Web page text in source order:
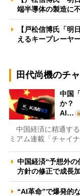
端半導体の製造に
【戸松信博氏「明
えるキープレー
田代尚機のチ
中国
か？
AI…
中国経済に精通す
ミアム連載「チャイ
中国経済“予想外
方針の修正で成長
“AI革命”で爆発的